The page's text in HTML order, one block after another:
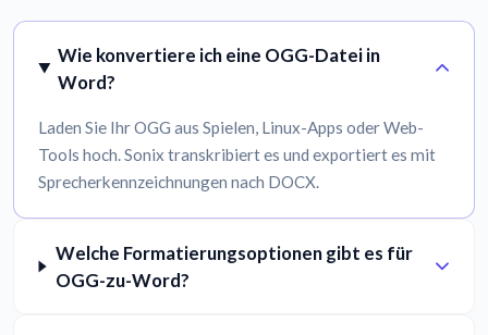
Wie konvertiere ich eine OGG-Datei in
Word?
Laden Sie Ihr OGG aus Spielen, Linux-Apps oder Web-
Tools hoch. Sonix transkribiert es und exportiert es mit
Sprecherkennzeichnungen nach DOCX.
Welche Formatierungsoptionen gibt es für
OGG-zu-Word?